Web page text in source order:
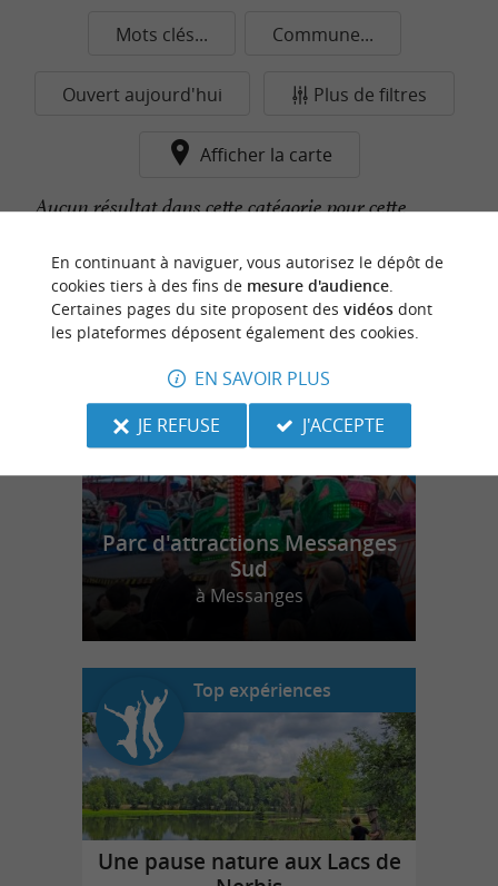
Mots clés... Commune...
Ouvert aujourd'hui Plus de filtres
Afficher la carte
Aucun résultat dans cette catégorie pour cette
n
o
t
r
e
c
o
u
p
d
e
c
o
e
u
r
Parc d'attractions Messanges
Sud
à Messanges
Top expériences
Une pause nature aux Lacs de
En continuant à naviguer, vous autorisez le dépôt de
cookies tiers à des fins de mesure d'audience.
Certaines pages du site proposent des vidéosdont
les plateformes déposent également des cookies.
EN SAVOIR PLUS
JE REFUSE
J'ACCEPTE